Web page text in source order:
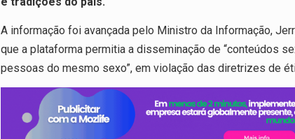
p
p
o
k
m
A informação foi avançada pelo Ministro da Informação,
que a plataforma permitia a disseminação de “conteúdos
pessoas do mesmo sexo”, em violação das diretrizes de